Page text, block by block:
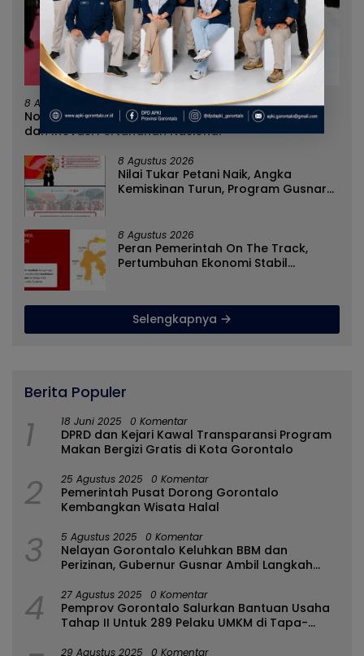
8 Agustus 2026
Norman Joesoef Dinilai Cocok Perkuat Regenerasi
dan Inovasi Pertahanan Nasional
8 Agustus 2026
Nilai Tukar Petani Naik, Angka
Kemiskinan Turun, Program Gusnar-
8 Agustus 2026
Peran Pemerintah On The Track,
Pertumbuhan Ekonomi Stabil
Selengkapnya
Berita Populer
1 18 Juni 2025 0 Komentar
DPRD dan Kejari Kawal Transparansi Program
Makan Bergizi Gratis di Kota Gorontalo
2 25 Agustus 2025 0 Komentar
Pemerintah Pusat Dorong Gorontalo
Kembangkan Wisata Halal
3 5 Agustus 2025 0 Komentar
Nelayan Gorontalo Keluhkan BBM dan
Perizinan, Gubernur Gusnar Ambil Langkah
4 27 Agustus 2025 0 Komentar
Pemprov Gorontalo Salurkan Bantuan Usaha
Tahap II Untuk 289 Pelaku UMKM di Tapa-
29 Agustus 2025 0 Komentar